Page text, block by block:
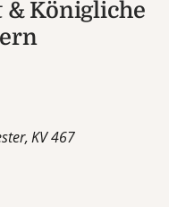
& Königliche
KV 467